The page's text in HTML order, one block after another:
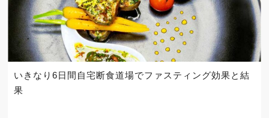
いきなり6日間自宅断食道場でファスティング効果と結
果